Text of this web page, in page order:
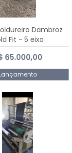
Dambroz
Fit - 5 eixo
65.000,00